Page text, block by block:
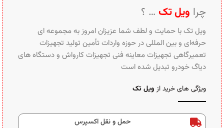
چرا ویل تک … ؟
ویل تک با حمایت و لطف شما عزیزان امروز به مجموعه ای
حرفه‌ای و بین‌ المللی در حوزه واردات تأمین تولید تجهیزات
تعمیرگاهی تجهیزات معاینه فنی تجهیزات کارواش و دستگاه های
دیاگ خودرو تبدیل شده است
ویژگی های خرید از ویل تک
حمل و نقل اکسپرس